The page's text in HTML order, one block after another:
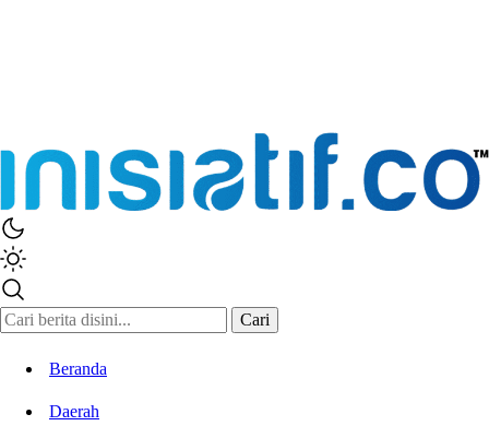
Inisiatif.co
Stay Connected Stay Informed
Cari
Beranda
Daerah